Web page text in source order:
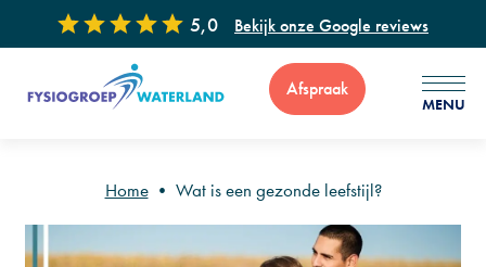
5,0 Bekijk onze Google reviews
Afspraak
MENU
Voor vragen of advies zijn wij 7 dagen per week bereikbaar via
Home • Wat is een gezonde leefstijl?